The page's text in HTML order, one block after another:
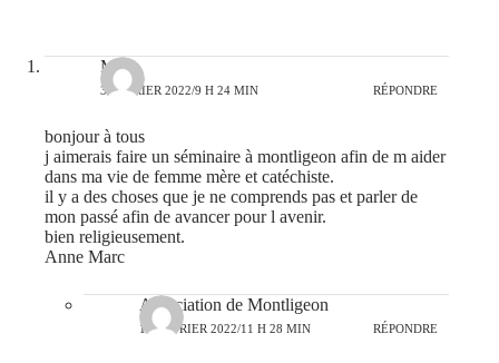
Marc
3 FÉVRIER 2022/9 H 24 MIN RÉPONDRE
bonjour à tous
j aimerais faire un séminaire à montligeon afin de m aider
dans ma vie de femme mère et catéchiste.
il y a des choses que je ne comprends pas et parler de
mon passé afin de avancer pour l avenir.
bien religieusement.
Anne Marc
Association de Montligeon
10 FÉVRIER 2022/11 H 28 MIN RÉPONDRE